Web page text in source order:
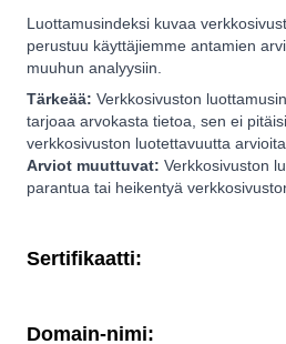
Luottamusindeksi kuvaa
perustuu käyttäjiemme antamien
muuhun analyysiin.
Tärkeää: Verkkosivuston
tarjoaa arvokasta tietoa, sen ei
verkkosivuston luotettavuutta
Arviot muuttuvat: Verkkosivuston
parantua tai heikentyä
Sertifikaatti:
Domain-nimi: